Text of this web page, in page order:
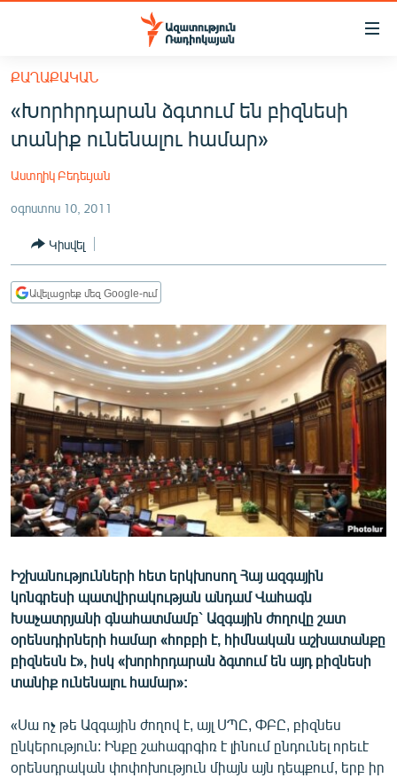
Մատչելիության
հիմնական
բովանդակությանը
հիմնական
մենյուին
ՀԱՅԱՍՏԱՆ
ՔԱՂԱՔԱԿԱՆ
ԸՆՏՐՈՒԹՅՈՒՆՆԵՐ 2026
ԻՐԱՎՈՒՆՔ
ՀԱՍԱՐԱԿՈՒԹՅՈՒՆ
ՏՆՏԵՍՈՒԹՅՈՒՆ
ՊԱՏԵՐԱԶՄԻ 6 ՇԱԲԱԹՆԵՐԸ
ՏԱՐԱԾԱՇՐՋԱՆ
ՄԻՋԱԶԳԱՅԻՆ
ՄՇԱԿՈՒՅԹ
ՍՊՈՐՏ
ՄԵԿՆԱԲԱՆՈՒԹՅՈՒՆ
ՏՏ ԵՒ ԻՆՏԵՐՆԵՏ
ԿՈՐՈՆԱՎԻՐՈՒՍ
ԱՐԽԻՎ
ՏԵՍԱՆՅՈՒԹԵՐ
ԲԱՆԱՎԵՃ
ՓՈԴՔԱՍԹ
ՔԱՂԱՔԱԿԱՆ
«Խորհրդարան ձգտում են բիզնեսի
տանիք ունենալու համար»
Աստղիկ Բեդեւյան
օգոստոս 10, 2011
Կիսվել
Ավելացրեք մեզ Google-ում
Իշխանությունների հետ երկխոսող Հայ ազգային
կոնգրեսի պատվիրակության անդամ Վահագն
Խաչատրյանի գնահատմամբ` Ազգային ժողովը շատ
օրենսդիրների համար «հոբբի է, հիմնական աշխատանքը
բիզնեսն է», իսկ «խորհրդարան ձգտում են այդ բիզնեսի
տանիք ունենալու համար»:
«Սա ոչ թե Ազգային ժողով է, այլ ՍՊԸ, ՓԲԸ, բիզնես
ընկերություն: Ինքը շահագրգիռ է լինում ընդունել որեւէ
օրենսդրական փոփոխություն միայն այն դեպքում, երբ իր